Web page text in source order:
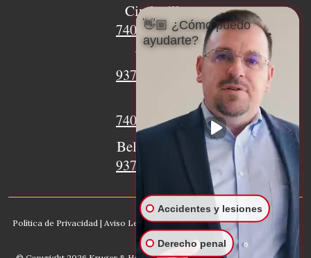
Circleville
740-620-9018
Urbana
937-770-8932
740-497-4233
Bellefontaine
937-468-5176
Política de Privacidad| Aviso Legal|Mapa del sitio|IA, Conozca nuestro
bufete
👋🏼 ¿Cómo puedo
ayudarte?
Accidentes y lesiones
Derecho penal